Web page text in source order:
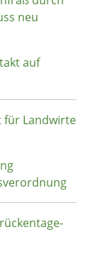
neu
auf
für Landwirte